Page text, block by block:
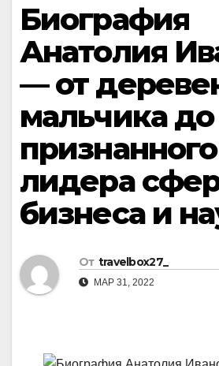
Биография
Анатолия
— от
мальчика до
признанного
лидера
бизнеса и
От travelbox27_
МАР 31, 2022